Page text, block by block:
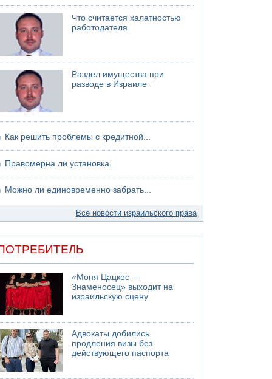
Что считается халатностью
работодателя
Раздел имущества при
разводе в Израиле
Как решить проблемы с кредитной...
Правомерна ли установка...
Можно ли единовременно забрать...
Все новости израильского права
«Моня Цацкес —
Знаменосец» выходит на
израильскую сцену
Адвокаты добились
продления визы без
действующего паспорта